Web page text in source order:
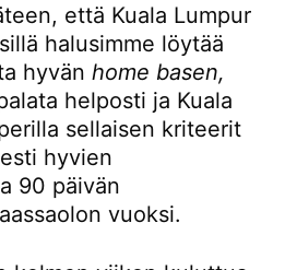
että Kuala Lumpur
halusimme löytää
hyvän home basen,
helposti ja Kuala
sellaisen kriteerit
hyvien
90 päivän
vuoksi.